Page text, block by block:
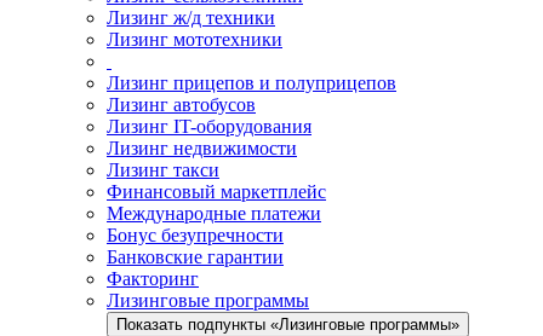
Лизинг ж/д техники
Лизинг мототехники
Лизинг прицепов и полуприцепов
Лизинг автобусов
Лизинг IT-оборудования
Лизинг недвижимости
Лизинг такси
Финансовый маркетплейс
Международные платежи
Бонус безупречности
Банковские гарантии
Факторинг
Лизинговые программы
Показать подпункты «Лизинговые программы»